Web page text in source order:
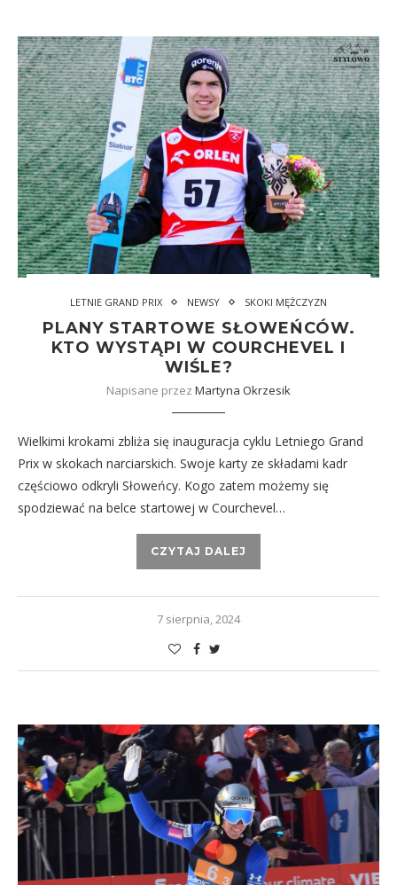
LETNIE GRAND PRIX NEWSY SKOKI MĘŻCZYZN
PLANY STARTOWE SŁOWEŃCÓW.
KTO WYSTĄPI W COURCHEVEL I
WIŚLE?
Napisane przez Martyna Okrzesik
Wielkimi krokami zbliża się inauguracja cyklu Letniego Grand
Prix w skokach narciarskich. Swoje karty ze składami kadr
częściowo odkryli Słoweńcy. Kogo zatem możemy się
spodziewać na belce startowej w Courchevel…
CZYTAJ DALEJ
7 sierpnia, 2024